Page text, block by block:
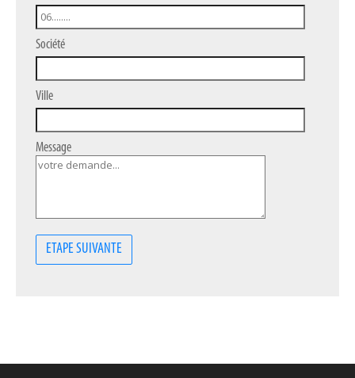
Société
Ville
Message
ETAPE SUIVANTE